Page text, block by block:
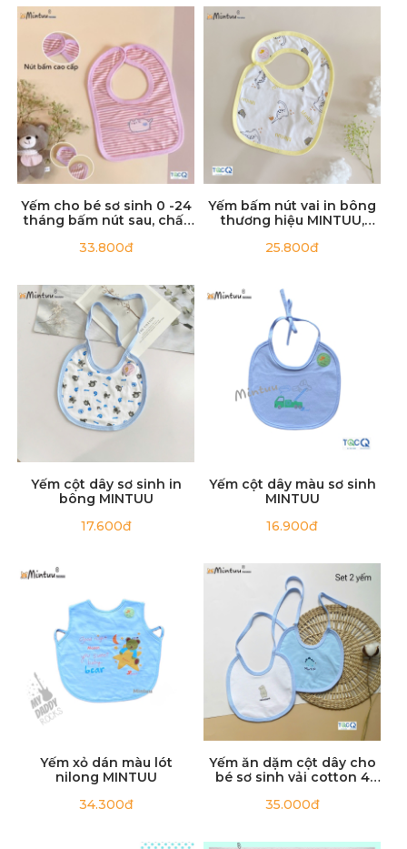
CÁCH GIẶT VÀ BẢO QUẢN
· Không sử dụng chất tẩy trắng
· Không sử dụng nhiệt độ cao để sấy khô sản phẩm
· Khi bị dính bẩn hãy làm sạch bằng nước lạnh hoặc
chất giặt nhẹ
· Nên giặt tay để giữ độ bền và mềm mại của vải
Tag: shop đồ sơ sinh, shop đồ trẻ sơ sinh, đồ sơ sinh, đồ bé sơ
sinh, đồ trẻ sơ sinh, đồ em bé sơ sinh, đồ cho bé sơ sinh, đồ sơ
Yếm cho bé sơ sinh 0 -24
tháng bấm nút sau, chất
thương hiệu MINTUU
33.800đ
Yếm bấm nút vai in bông
thương hiệu MINTUU,
25.800đ
Yếm cột dây sơ sinh in
bông MINTUU
17.600đ
Yếm cột dây màu sơ sinh
MINTUU
16.900đ
Yếm xỏ dán màu lót
nilong MINTUU
34.300đ
Yếm ăn dặm cột dây cho
bé sơ sinh vải cotton 4
35.000đ